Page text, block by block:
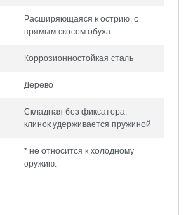
Расширяющаяся к острию, с
прямым скосом обуха
Коррозионностойкая сталь
Дерево
Складная без фиксатора,
клинок удерживается пружиной
* не относится к холодному
оружию.